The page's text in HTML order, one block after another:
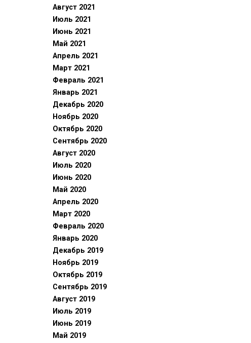
Август 2021
Июль 2021
Июнь 2021
Май 2021
Апрель 2021
Март 2021
Февраль 2021
Январь 2021
Декабрь 2020
Ноябрь 2020
Октябрь 2020
Сентябрь 2020
Август 2020
Июль 2020
Июнь 2020
Май 2020
Апрель 2020
Март 2020
Февраль 2020
Январь 2020
Декабрь 2019
Ноябрь 2019
Октябрь 2019
Сентябрь 2019
Август 2019
Июль 2019
Июнь 2019
Май 2019